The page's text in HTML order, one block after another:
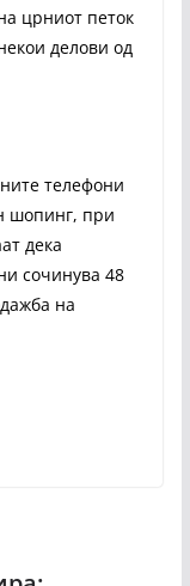
црниот петок
делови од
телефони
шопинг, при
дека
сочинува 48
на